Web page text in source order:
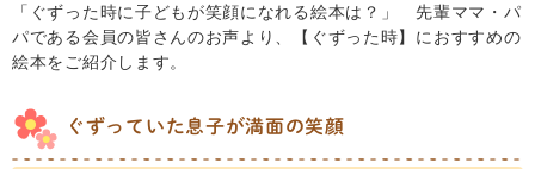
「ぐずった時に子どもが笑顔になれる絵本は？」 先輩ママ・パ
パである会員の皆さんのお声より、【ぐずった時】におすすめの
絵本をご紹介します。
ぐずっていた息子が満面の笑顔